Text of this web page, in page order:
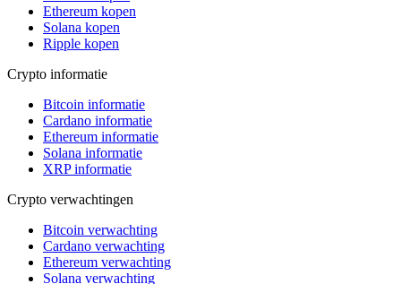
Ethereum kopen
Solana kopen
Ripple kopen
Crypto informatie
Bitcoin informatie
Cardano informatie
Ethereum informatie
Solana informatie
XRP informatie
Crypto verwachtingen
Bitcoin verwachting
Cardano verwachting
Ethereum verwachting
Solana verwachting